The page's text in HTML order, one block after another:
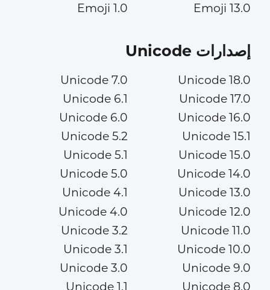
Emoji 13.0
Emoji 1.0
إصدارات Unicode
Unicode 18.0
Unicode 17.0
Unicode 16.0
Unicode 15.1
Unicode 15.0
Unicode 14.0
Unicode 13.0
Unicode 12.0
Unicode 11.0
Unicode 10.0
Unicode 9.0
Unicode 8.0
Unicode 7.0
Unicode 6.1
Unicode 6.0
Unicode 5.2
Unicode 5.1
Unicode 5.0
Unicode 4.1
Unicode 4.0
Unicode 3.2
Unicode 3.1
Unicode 3.0
Unicode 1.1